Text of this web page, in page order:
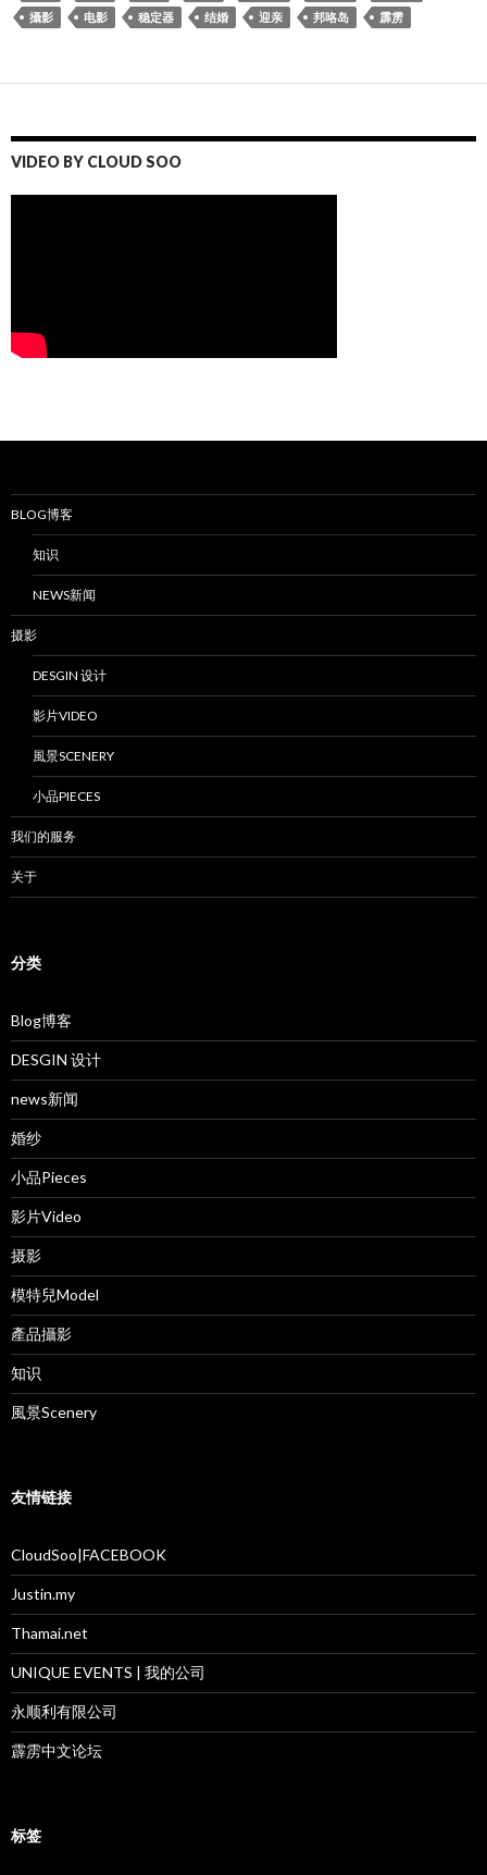
攝影
电影 稳定器 结婚 迎亲 邦咯岛 霹雳
VIDEO BY CLOUD SOO
BLOG博客
知识
NEWS新闻
摄影
DESGIN 设计
影片VIDEO
風景SCENERY
小品PIECES
我们的服务
关于
分类
Blog博客
DESGIN 设计
news新闻
婚纱
小品Pieces
影片Video
摄影
模特兒Model
產品攝影
知识
風景Scenery
友情链接
CloudSoo|FACEBOOK
Justin.my
Thamai.net
UNIQUE EVENTS | 我的公司
永顺利有限公司
霹雳中文论坛
标签